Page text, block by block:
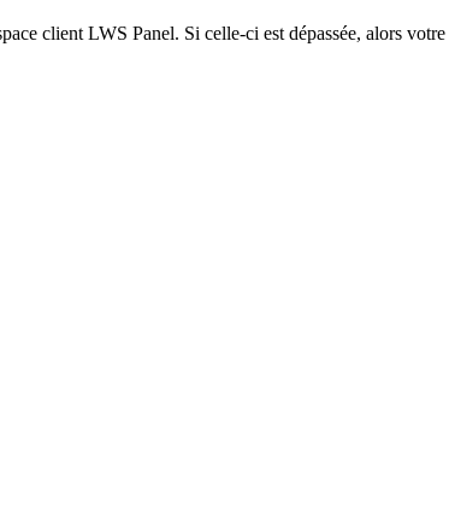
client LWS Panel. Si celle-ci est dépassée, alors